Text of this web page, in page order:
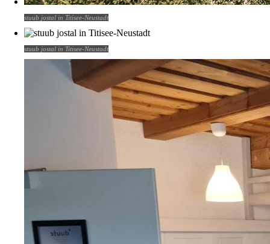
stuub jostal in Titisee-Neustadt
stuub jostal in Titisee-Neustadt